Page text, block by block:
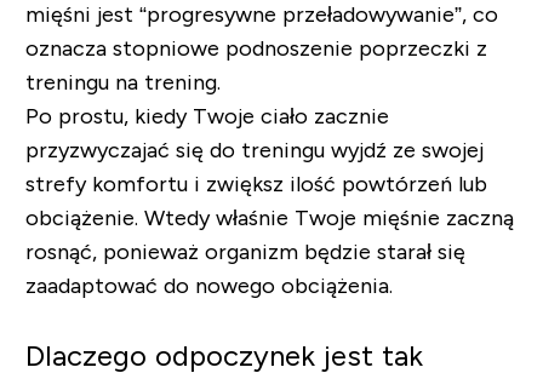
mięśni jest “progresywne przeładowywanie”, co
oznacza stopniowe podnoszenie poprzeczki z
treningu na trening.
Po prostu, kiedy Twoje ciało zacznie
przyzwyczajać się do treningu wyjdź ze swojej
strefy komfortu i zwiększ ilość powtórzeń lub
obciążenie. Wtedy właśnie Twoje mięśnie zaczną
rosnąć, ponieważ organizm będzie starał się
zaadaptować do nowego obciążenia.
Dlaczego odpoczynek jest tak